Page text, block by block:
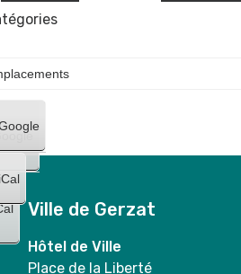
Google
iCal
Ville de Gerzat
Hôtel de Ville
Place de la Liberté